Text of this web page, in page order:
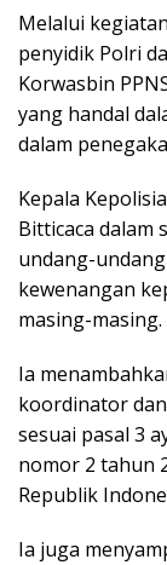
Melalui
penyidik Polri
Korwasbin
yang handal
dalam
Kepala
Bitticaca dalam
undang-
kewenangan
masing-masing.
Ia
koordinator
sesuai pasal 3
nomor 2 tahun
Republik
Ia juga